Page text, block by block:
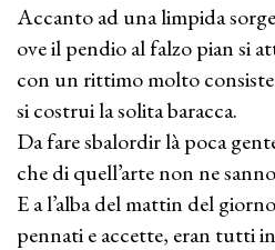
Accanto ad una limpida
ove il pendio al falzo pian si
con un rittimo molto
si costrui la solita baracca.
Da fare sbalordir là poca
che di quell’arte non ne
E a l’alba del mattin del
pennati e accette, eran tutti